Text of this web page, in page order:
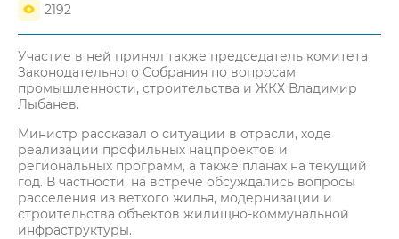
2192
Участие в ней принял также председатель комитета
Законодательного Собрания по вопросам
промышленности, строительства и ЖКХ Владимир
Лыбанев.
Министр рассказал о ситуации в отрасли, ходе
реализации профильных нацпроектов и
региональных программ, а также планах на текущий
год. В частности, на встрече обсуждались вопросы
расселения из ветхого жилья, модернизации и
строительства объектов жилищно-коммунальной
инфраструктуры.